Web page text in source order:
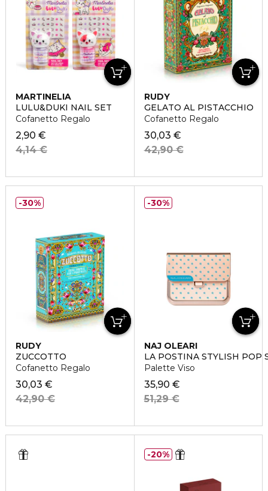
MARTINELIA
LULU&DUKI NAIL SET
Cofanetto Regalo
2,90 €
4,14 €
RUDY
GELATO AL PISTACCHIO
Cofanetto Regalo
30,03 €
42,90 €
RUDY
ZUCCOTTO
Cofanetto Regalo
30,03 €
42,90 €
30%
NAJ OLEARI
LA POSTINA STYLISH POP
Palette Viso
35,90 €
51,29 €
30%
20%